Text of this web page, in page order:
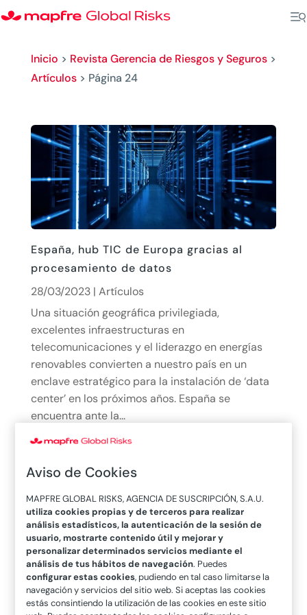
Inicio > Revista Gerencia de Riesgos y Seguros>
Artículos> Página 24
España, hub TIC de Europa gracias al
procesamiento de datos
28/03/2023| Artículos
Una situación geográfica privilegiada,
excelentes infraestructuras en
telecomunicaciones y el liderazgo en energías
renovables convierten a nuestro país en un
enclave estratégico para la instalación de ‘data
center’ en los próximos años. España se
encuentra ante la...
leer más
¿Cuál es el futuro del hidrógeno verde en
América Latina?
Aviso de Cookies
MAPFRE GLOBAL RISKS, AGENCIA DE SUSCRIPCIÓN, S.A.U.
utiliza cookies propias y de terceros para realizar
análisis estadísticos, la autenticación de la sesión de
usuario, mostrarte contenido útil y mejorar y
personalizar determinados servicios mediante el
análisis de tus hábitos de navegación. Puedes
configurar estas cookies, pudiendo en tal caso limitarse la
navegación y servicios del sitio web. Si aceptas las cookies
estás consintiendo la utilización de las cookies en este sitio